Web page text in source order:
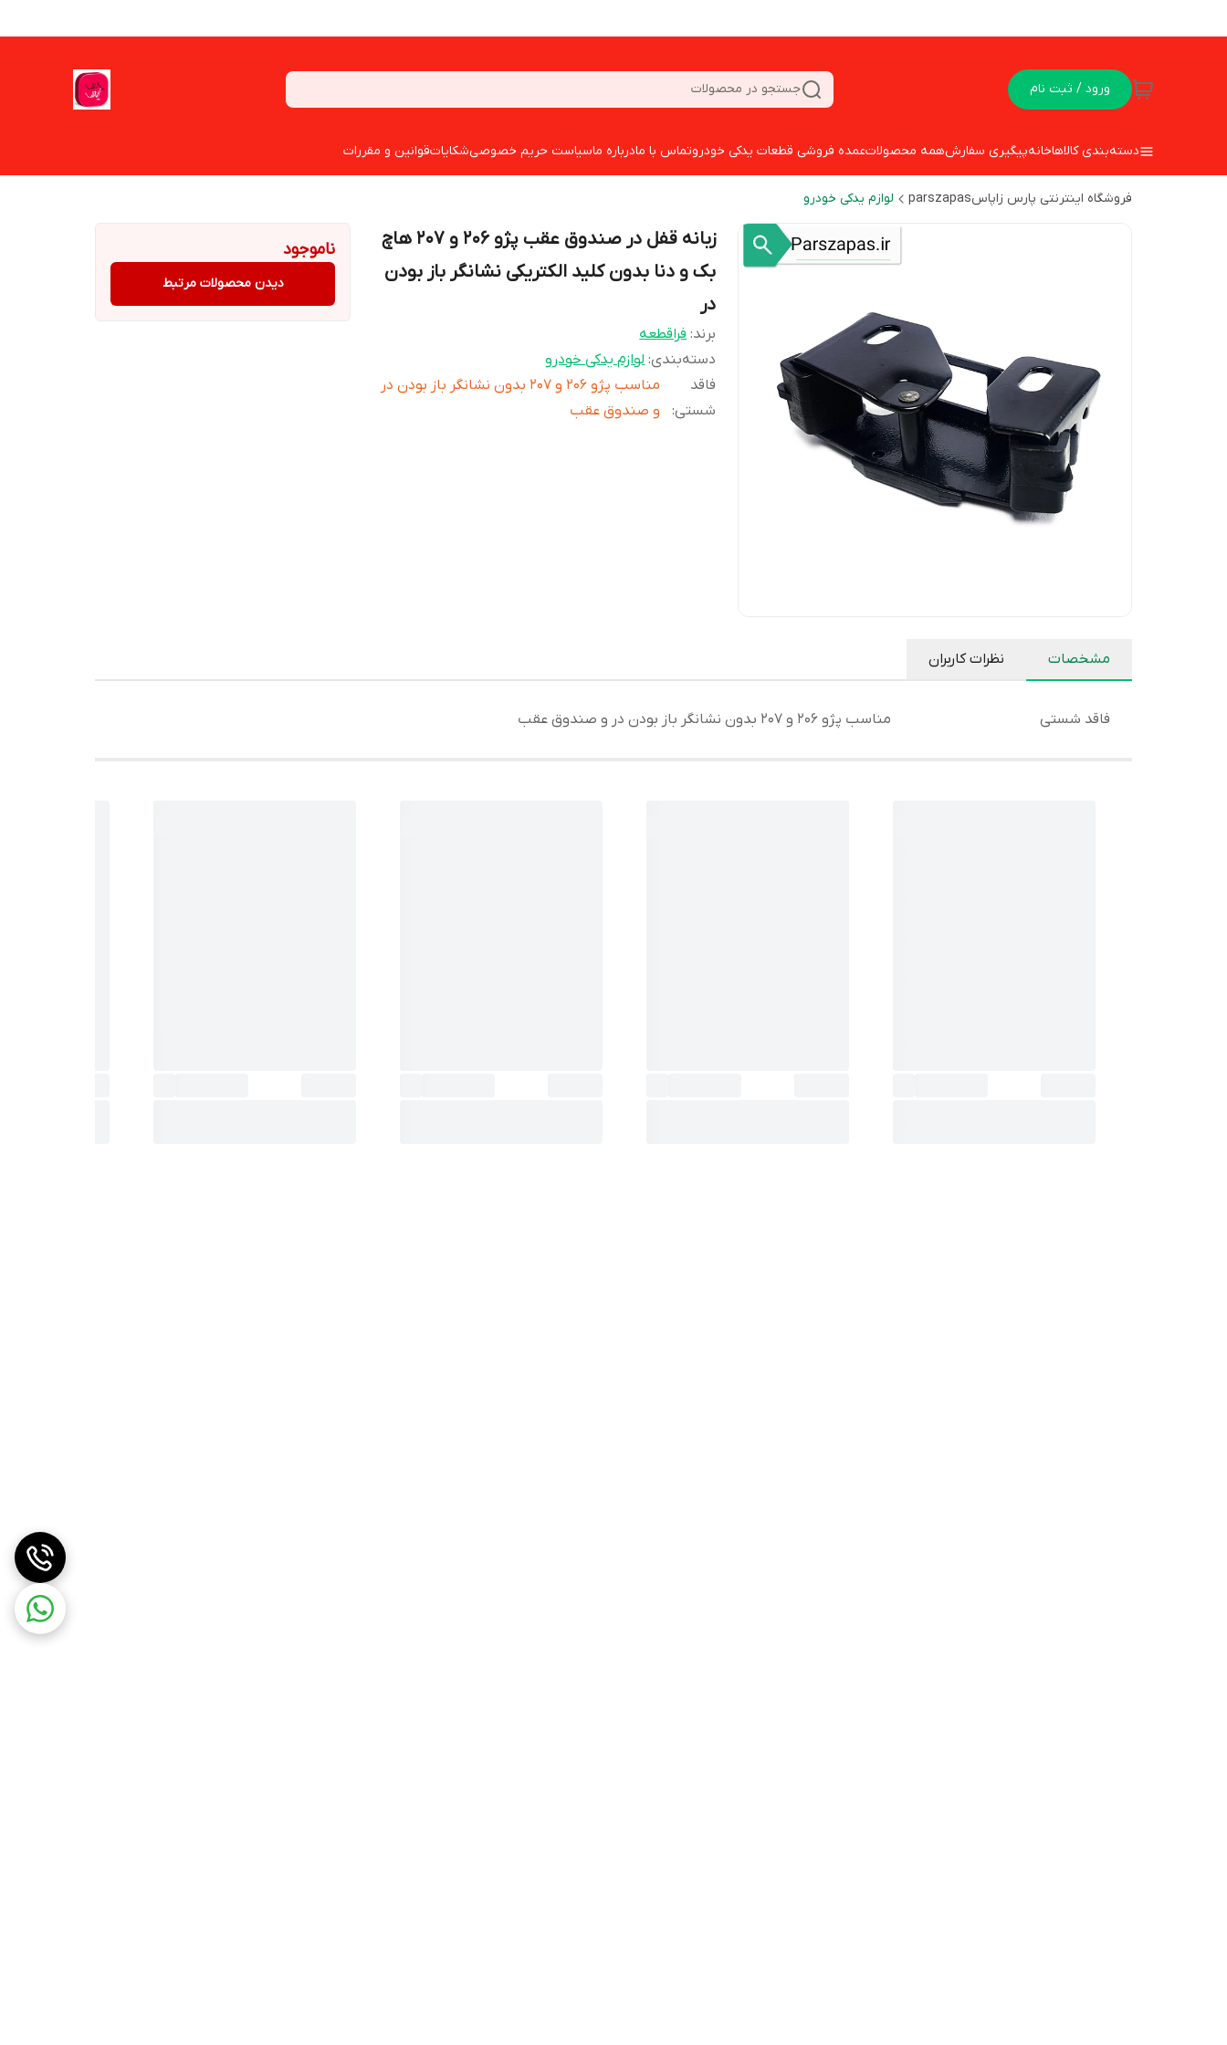
ورود / ثبت نام جستجو در محصولات
دسته‌بندی کالاهاخانهپیگیری سفارشهمه محصولاتعمده فروشی قطعات یدکی خودروتماس با مادرباره ماسیاست حریم خصوصیشکایاتقوانین و مقررات
فروشگاه اینترنتی پارس زاپاسparszapas لوازم یدکی خودرو
زبانه قفل در صندوق عقب پژو 206 و 207 هاچ
بک و دنا بدون کلید الکتریکی نشانگر باز بودن
در
برند: فراقطعه
دسته‌بندی:لوازم یدکی خودرو
فاقد
شستی:
مناسب پژو 206 و 207 بدون نشانگر باز بودن در
و صندوق عقب
ناموجود
دیدن محصولات مرتبط
مشخصات نظرات کاربران
فاقد شستی مناسب پژو 206 و 207 بدون نشانگر باز بودن در و صندوق عقب